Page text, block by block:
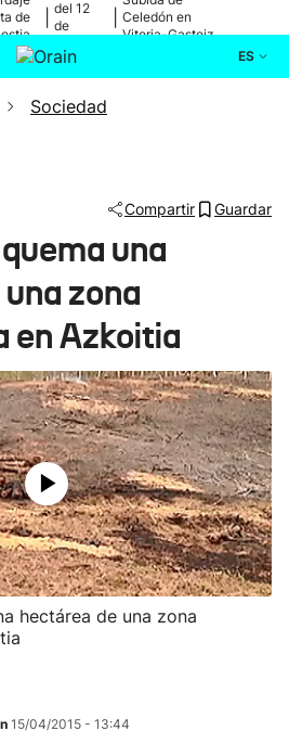
de
del 12
de
Celedón en
Vitoria-Gasteiz
ES
Actualidad
Ikusmiran
Eguraldia
Sociedad
Compartir Guardar
una
zona
en Azkoitia
hectárea de una zona
15/04/2015 - 13:44